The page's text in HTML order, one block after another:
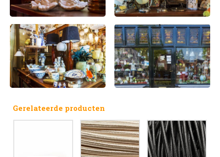
Gerelateerde producten